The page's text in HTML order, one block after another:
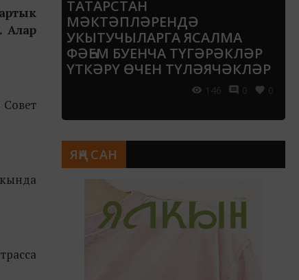
Алар
ТАТАРСТАН
МӘКТӘПЛӘРЕНДӘ
УКЫТУЧЫЛАРГА ЯСАЛМА
ФӘҺЕМ БУЕНЧА ТҮГӘРӘКЛӘР
ҮТКӘРҮ ӨЧЕН ТҮЛӘЯЧӘКЛӘР
146 0 0
ЯҢА САН